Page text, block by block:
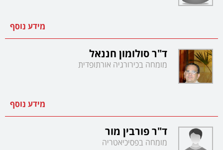
מידע נוסף
ד"ר סולומון חננאל
מומחה בכירורגיה אורתופדית
מידע נוסף
ד"ר פורבין מור
מומחה בפסיכיאטריה